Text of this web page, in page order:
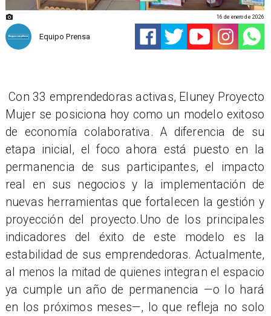
Equipo Prensa
16 de enero de 2026
Con 33 emprendedoras activas, Eluney Proyecto
Mujer se posiciona hoy como un modelo exitoso
de economía colaborativa. A diferencia de su
etapa inicial, el foco ahora está puesto en la
permanencia de sus participantes, el impacto
real en sus negocios y la implementación de
nuevas herramientas que fortalecen la gestión y
proyección del proyecto.Uno de los principales
indicadores del éxito de este modelo es la
estabilidad de sus emprendedoras. Actualmente,
al menos la mitad de quienes integran el espacio
ya cumple un año de permanencia —o lo hará
en los próximos meses—, lo que refleja no solo